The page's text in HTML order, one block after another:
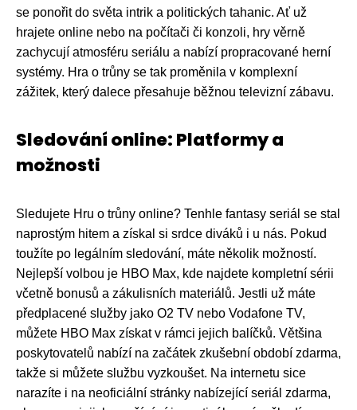
se ponořit do světa intrik a politických tahanic. Ať už
hrajete online nebo na počítači či konzoli, hry věrně
zachycují atmosféru seriálu a nabízí propracované herní
systémy. Hra o trůny se tak proměnila v komplexní
zážitek, který dalece přesahuje běžnou televizní zábavu.
Sledování online: Platformy a
možnosti
Sledujete Hru o trůny online? Tenhle fantasy seriál se stal
naprostým hitem a získal si srdce diváků i u nás. Pokud
toužíte po legálním sledování, máte několik možností.
Nejlepší volbou je HBO Max, kde najdete kompletní sérii
včetně bonusů a zákulisních materiálů. Jestli už máte
předplacené služby jako O2 TV nebo Vodafone TV,
můžete HBO Max získat v rámci jejich balíčků. Většina
poskytovatelů nabízí na začátek zkušební období zdarma,
takže si můžete službu vyzkoušet. Na internetu sice
narazíte i na neoficiální stránky nabízející seriál zdarma,